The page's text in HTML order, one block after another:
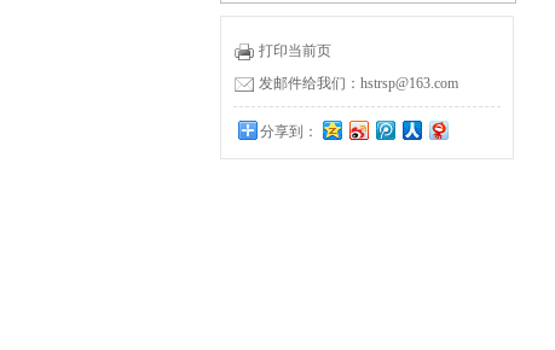
打印当前页
发邮件给我们：hstrsp@163.com
分享到：
0